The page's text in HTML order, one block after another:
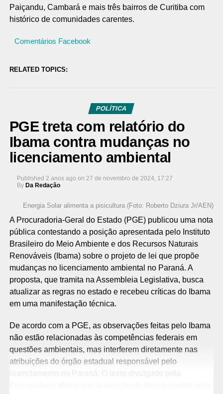
Paiçandu, Cambará e mais três bairros de Curitiba com
histórico de comunidades carentes.
Comentários Facebook
RELATED TOPICS:
POLÍTICA
PGE treta com relatório do
Ibama contra mudanças no
licenciamento ambiental
Published 2 anos ago on 27 de novembro de 2024, 17:27
By Da Redação
Energia Solar alimenta a pisicultura (Foto: Roberto Dziura Jr/AEN)
A Procuradoria-Geral do Estado (PGE) publicou uma nota
pública contestando a posição apresentada pelo Instituto
Brasileiro do Meio Ambiente e dos Recursos Naturais
Renováveis (Ibama) sobre o projeto de lei que propõe
mudanças no licenciamento ambiental no Paraná. A
proposta, que tramita na Assembleia Legislativa, busca
atualizar as regras no estado e recebeu críticas do Ibama
em uma manifestação técnica.
De acordo com a PGE, as observações feitas pelo Ibama
não estão relacionadas às competências federais em
questões ambientais, mas interferem diretamente nas
atribuições do órgão estadual responsável pelo
licenciamento no Paraná. O texto divulgado pela